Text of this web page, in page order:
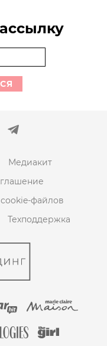
Медиакит
файлов
Техподдержка